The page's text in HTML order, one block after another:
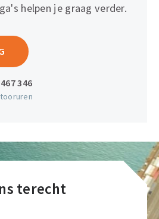
helpen je graag verder.
346
terecht